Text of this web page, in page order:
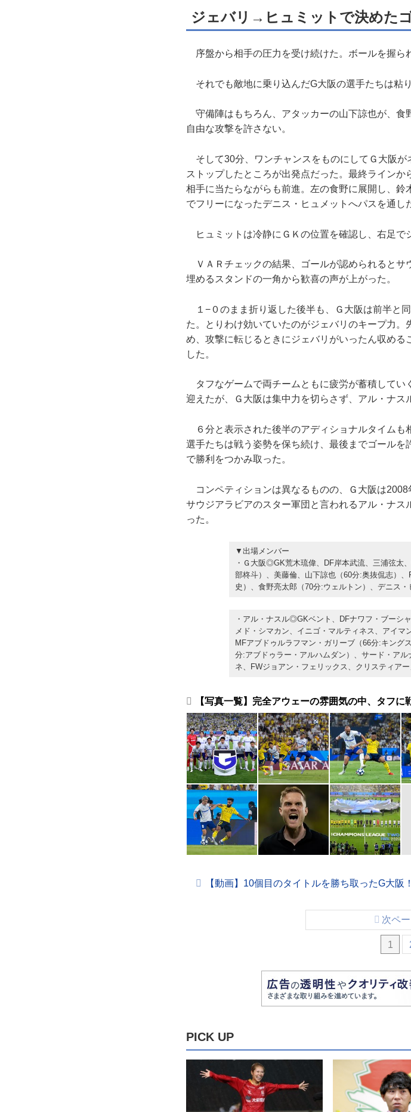
ジェバリ→ヒュミットで決めた
序盤から相手の圧力を受け続けた。ボールを握ら
それでも敵地に乗り込んだG大阪の選手たちは粘
守備陣はもちろん、アタッカーの山下諒也が、食
自由な攻撃を許さない。
そして30分、ワンチャンスをものにしてＧ大阪
ストップしたところが出発点だった。最終ラインか
相手に当たらながらも前進。左の食野に展開し、
でフリーになったデニス・ヒュメットへパスを通し
ヒュミットは冷静にＧＫの位置を確認し、右足で
ＶＡＲチェックの結果、ゴールが認められるとサ
埋めるスタンドの一角から歓喜の声が上がった。
１−０のまま折り返した後半も、Ｇ大阪は前半と
た。とりわけ効いていたのがジェバリのキープ力
め、攻撃に転じるときにジェバリがいったん収め
した。
タフなゲームで両チームともに疲労が蓄積してい
迎えたが、Ｇ大阪は集中力を切らさず、アル・ナス
６分と表示された後半のアディショナルタイムも
選手たちは戦う姿勢を保ち続け、最後までゴール
で勝利をつかみ取った。
コンペティションは異なるものの、Ｇ大阪は2008
サウジアラビアのスター軍団と言われるアル・ナ
った。
▼出場メンバー
・Ｇ大阪◎GK荒木琉偉、DF岸本武流、三浦弦太
部柊斗）、美藤倫、山下諒也（60分:奥抜侃志）
史）、食野亮太郎（70分:ウェルトン）、デニス・
・アル・ナスル◎GKベント、DFナワフ・ブーシ
メド・シマカン、イニゴ・マルティネス、アイマ
MFアブドゥルラフマン・ガリーブ（66分:キング
分:アブドゥラー・アルハムダン）、サード・ア
ネ、FWジョアン・フェリックス、クリスティア
【写真一覧】完全アウェーの雰囲気の中、タフ
【動画】10個目のタイトルを勝ち取ったG大阪！
1
次ペ
PICK UP